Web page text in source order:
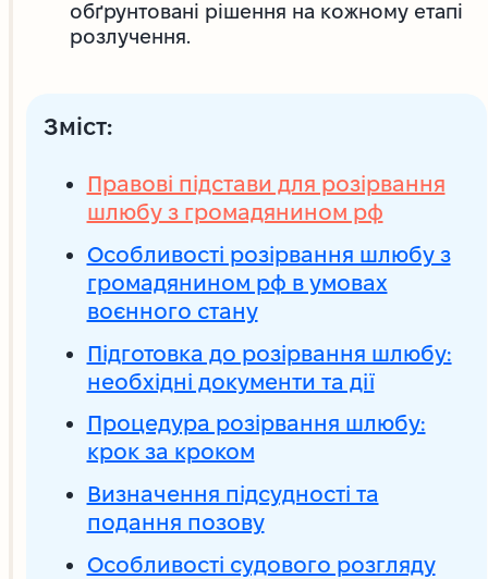
обґрунтовані рішення на кожному етапі
розлучення.
Зміст:
Правові підстави для розірвання
шлюбу з громадянином рф
Особливості розірвання шлюбу з
громадянином рф в умовах
воєнного стану
Підготовка до розірвання шлюбу:
необхідні документи та дії
Процедура розірвання шлюбу:
крок за кроком
Визначення підсудності та
подання позову
Особливості судового розгляду